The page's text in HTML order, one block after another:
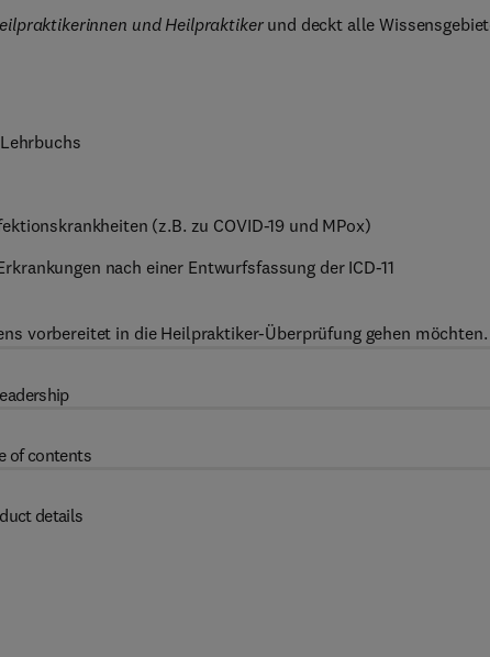
und Heilpraktikerund deckt alle
(z.B. zu COVID-19 und MPox)
nach einer Entwurfsfassung der ICD-11
vorbereitet in die Heilpraktiker-Überprüfung gehen möchten.
of contents
details